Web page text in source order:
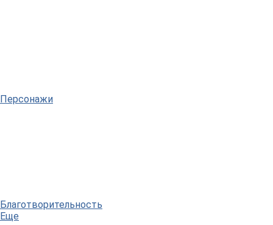
Персонажи
Благотворительность
Еще